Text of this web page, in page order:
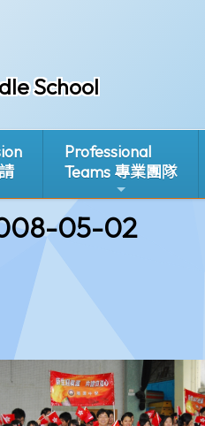
School
Professional
Teams 專業團隊
05-02